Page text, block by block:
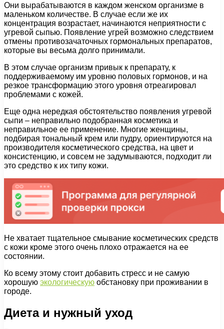
Они вырабатываются в каждом женском организме в
маленьком количестве. В случае если же их
концентрация возрастает, начинаются неприятности с
угревой сыпью. Появление угрей возможно следствием
отмены противозачаточных гормональных препаратов,
которые вы весьма долго принимали.
В этом случае организм привык к препарату, к
поддерживаемому им уровню половых гормонов, и на
резкое трансформацию этого уровня отреагировал
проблемами с кожей.
Еще одна нередкая обстоятельство появления угревой
сыпи – неправильно подобранная косметика и
неправильное ее применение. Многие женщины,
подбирая тональный крем или пудру, ориентируются на
производителя косметического средства, на цвет и
консистенцию, и совсем не задумываются, подходит ли
это средство к их типу кожи.
Не хватает тщательное смывание косметических средств
с кожи кроме этого очень плохо отражается на ее
состоянии.
Ко всему этому стоит добавить стресс и не самую
хорошую экологическую обстановку при проживании в
городе.
Диета и нужный уход